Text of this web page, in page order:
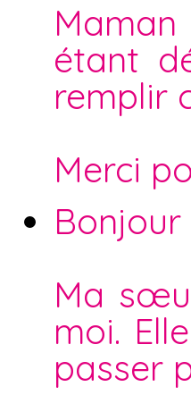
étant
remplir
Merci
Bonjour
Ma
moi.
passer